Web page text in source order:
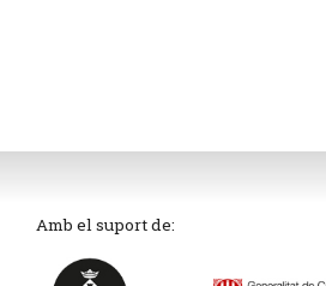
Amb el suport de: